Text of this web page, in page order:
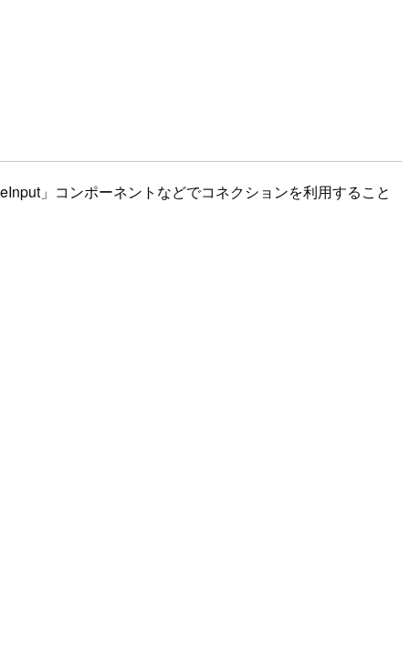
」コンポーネントなどでコネクションを利用すること